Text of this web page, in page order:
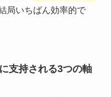
局いちばん効率的で
支持される3つの軸